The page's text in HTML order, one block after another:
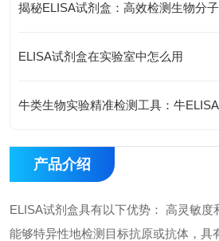
揭秘ELISA试剂盒：高效检测生物分
ELISA试剂盒在实验室中怎么用
产品介绍
ELISA试剂盒具有以下优势： 高灵敏度
能够特异性地检测目标抗原或抗体，具